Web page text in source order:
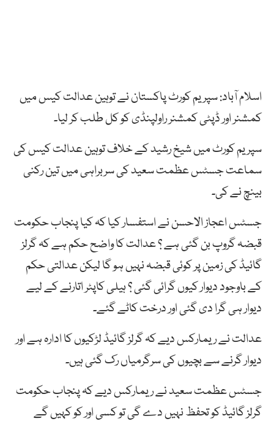
اسلام آباد: سپریم کورٹ پاکستان نے توہین عدالت کیس میں
کمشنر اور ڈپٹی کمشنر راولپنڈی کو کل طلب کر لیا۔
سپریم کورٹ میں شیخ رشید کے خلاف توہین عدالت کیس کی
سماعت جسٹس عظمت سعید کی سربراہی میں تین رکنی
بینچ نے کی۔
جسٹس اعجاز الاحسن نے استفسار کیا کہ کیا پنجاب حکومت
قبضہ گروپ بن گئی ہے ؟ عدالت کا واضح حکم ہے کہ گرلز
گائیڈ کی زمین پر کوئی قبضہ نہیں ہو گا لیکن عدالتی حکم
کے باوجود دیوار کیوں گرائی گئی ؟ ہیلی کاپٹر اتارنے کے لیے
دیوار ہی گرا دی گئی اور درخت کاٹے گئے۔
عدالت نے ریمارکس دیے کہ گرلز گائیڈ لڑکیوں کا ادارہ ہے اور
دیوار گرنے سے بچیوں کی سرگرمیاں رک گئی ہیں۔
جسٹس عظمت سعید نے ریمارکس دیے کہ پنجاب حکومت
گرلز گائیڈ کو تحفظ نہیں دے گی تو کسی اور کو کہیں گے